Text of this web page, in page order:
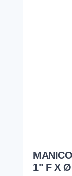
1" F X Ø